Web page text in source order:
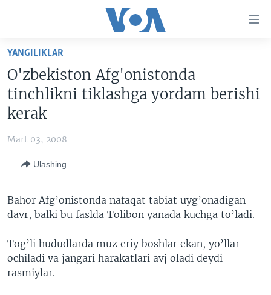
Boshiga
qayting
Qidiruvga
o'ting
AMERIKA
MARKAZIY OSIYO
AMERIKA MANZARALARI
XALQARO HAYOT
VASHINGTON CHOYXONASI
MOBIL-SALOM!
VIDEO
IJTIMOIY TARMOQLAR
FACEBOOK
YOUTUBE
INSTAGRAM
ODNOKLASSNIKI
INGLIZ TILI DARSLARI
EDITORIAL
Learning English
YANGILIKLAR
O'zbekiston Afg'onistonda
tinchlikni tiklashga yordam berishi
kerak
Mart 03, 2008
Ulashing
Bahor Afg’onistonda nafaqat tabiat uyg’onadigan
davr, balki bu faslda Tolibon yanada kuchga to’ladi.
Tog’li hududlarda muz eriy boshlar ekan, yo’llar
ochiladi va jangari harakatlari avj oladi deydi
rasmiylar.